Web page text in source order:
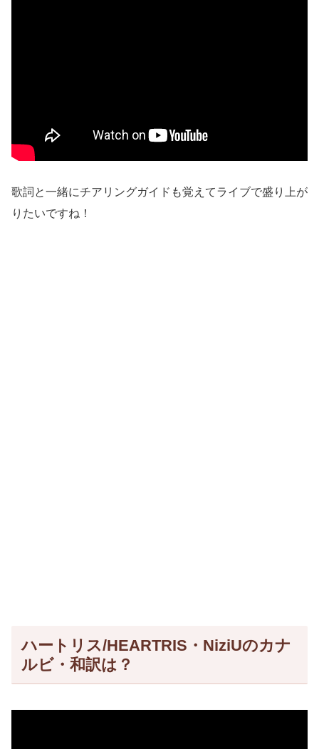
歌詞と一緒にチアリングガイドも覚えてライブで盛り上が
りたいですね！
ハートリス/HEARTRIS・NiziUのカナ
ルビ・和訳は？